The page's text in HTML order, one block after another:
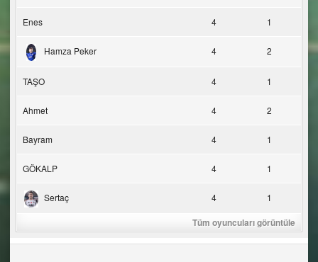
Enes 4 1
Hamza Peker 4 2
TAŞO 4 1
Ahmet 4 2
Bayram 4 1
GÖKALP 4 1
Sertaç 4 1
Tüm oyuncuları görüntüle